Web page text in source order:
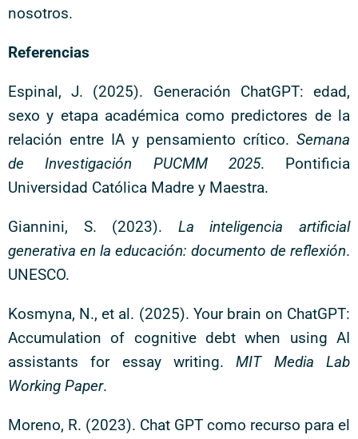
nosotros.
Referencias
Espinal, J. (2025). Generación ChatGPT: edad,
sexo y etapa académica como predictores de la
relación entre IA y pensamiento crítico. Semana
de Investigación PUCMM 2025. Pontificia
Universidad Católica Madre y Maestra.
Giannini, S. (2023). La inteligencia artificial
generativa en la educación: documento de reflexión.
UNESCO.
Kosmyna, N., et al. (2025). Your brain on ChatGPT:
Accumulation of cognitive debt when using AI
assistants for essay writing.MIT Media Lab
Working Paper.
Moreno, R. (2023). Chat GPT como recurso para el